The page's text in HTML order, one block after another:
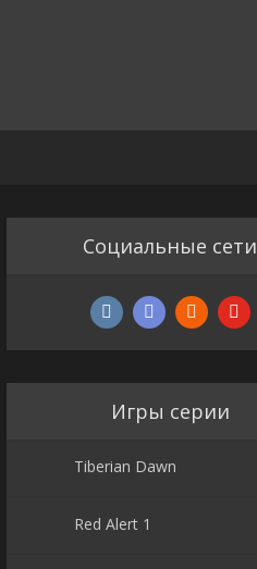
Социальные сети
Игры серии
Tiberian Dawn
Red Alert 1